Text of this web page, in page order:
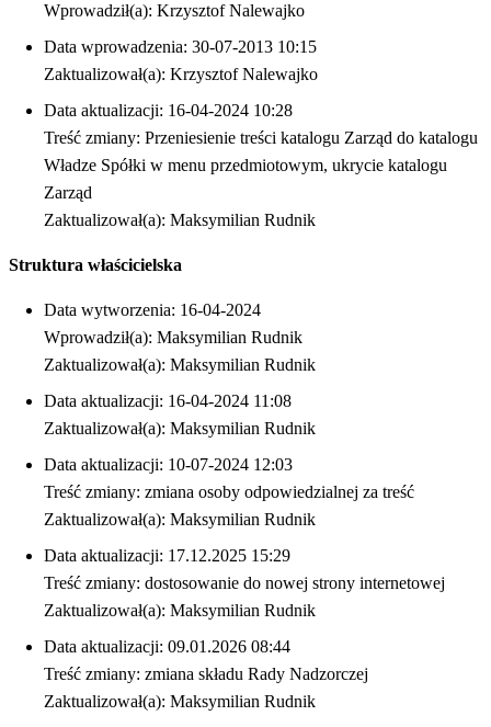
Wprowadził(a): Krzysztof Nalewajko
Data wprowadzenia: 30-07-2013 10:15
Zaktualizował(a): Krzysztof Nalewajko
Data aktualizacji: 16-04-2024 10:28
Treść zmiany: Przeniesienie treści katalogu Zarząd do katalogu
Władze Spółki w menu przedmiotowym, ukrycie katalogu
Zarząd
Zaktualizował(a): Maksymilian Rudnik
Struktura właścicielska
Data wytworzenia: 16-04-2024
Wprowadził(a): Maksymilian Rudnik
Zaktualizował(a): Maksymilian Rudnik
Data aktualizacji: 16-04-2024 11:08
Zaktualizował(a): Maksymilian Rudnik
Data aktualizacji: 10-07-2024 12:03
Treść zmiany: zmiana osoby odpowiedzialnej za treść
Zaktualizował(a): Maksymilian Rudnik
Data aktualizacji: 17.12.2025 15:29
Treść zmiany: dostosowanie do nowej strony internetowej
Zaktualizował(a): Maksymilian Rudnik
Data aktualizacji: 09.01.2026 08:44
Treść zmiany: zmiana składu Rady Nadzorczej
Zaktualizował(a): Maksymilian Rudnik